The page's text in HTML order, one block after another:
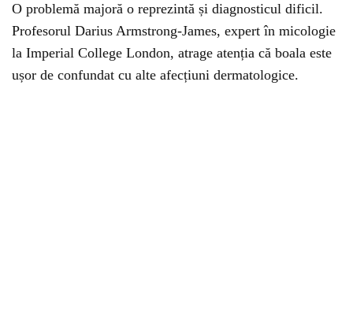
O problemă majoră o reprezintă și diagnosticul dificil.
Profesorul Darius Armstrong-James, expert în micologie
la Imperial College London, atrage atenția că boala este
ușor de confundat cu alte afecțiuni dermatologice.